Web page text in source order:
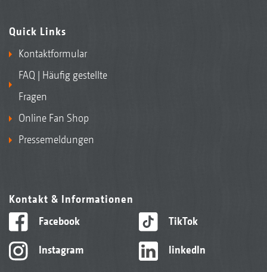
Quick Links
Kontaktformular
FAQ | Häufig gestellte
Fragen
Online Fan Shop
Pressemeldungen
Kontakt & Informationen
Facebook
Instagram
TikTok
linkedIn